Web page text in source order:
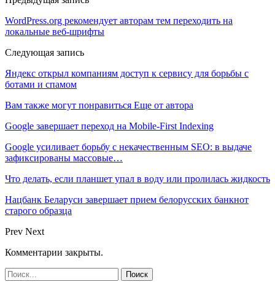
WordPress.org рекомендует авторам тем переходить на
локальные веб-шрифты
Следующая запись
Яндекс открыл компаниям доступ к сервису для борьбы с
ботами и спамом
Вам также могут понравиться Еще от автора
Google завершает переход на Mobile-First Indexing
Google усиливает борьбу с некачественным SEO: в выдаче
зафиксированы массовые…
Что делать, если планшет упал в воду или пролилась жидкость
Нацбанк Беларуси завершает прием белорусских банкнот
старого образца
Prev Next
Комментарии закрыты.